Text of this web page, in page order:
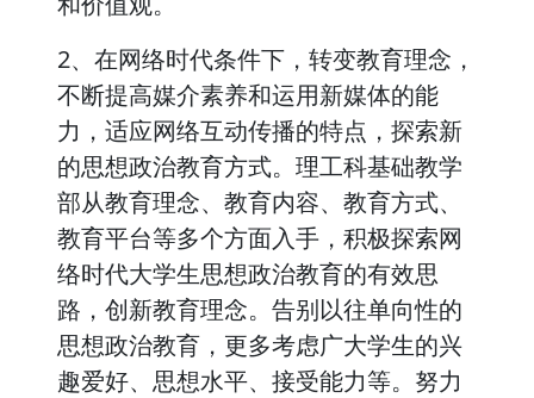
2、在网络时代条件下，转变教育理念，
不断提高媒介素养和运用新媒体的能
力，适应网络互动传播的特点，探索新
的思想政治教育方式。理工科基础教学
部从教育理念、教育内容、教育方式、
教育平台等多个方面入手，积极探索网
络时代大学生思想政治教育的有效思
路，创新教育理念。告别以往单向性的
思想政治教育，更多考虑广大学生的兴
趣爱好、思想水平、接受能力等。努力